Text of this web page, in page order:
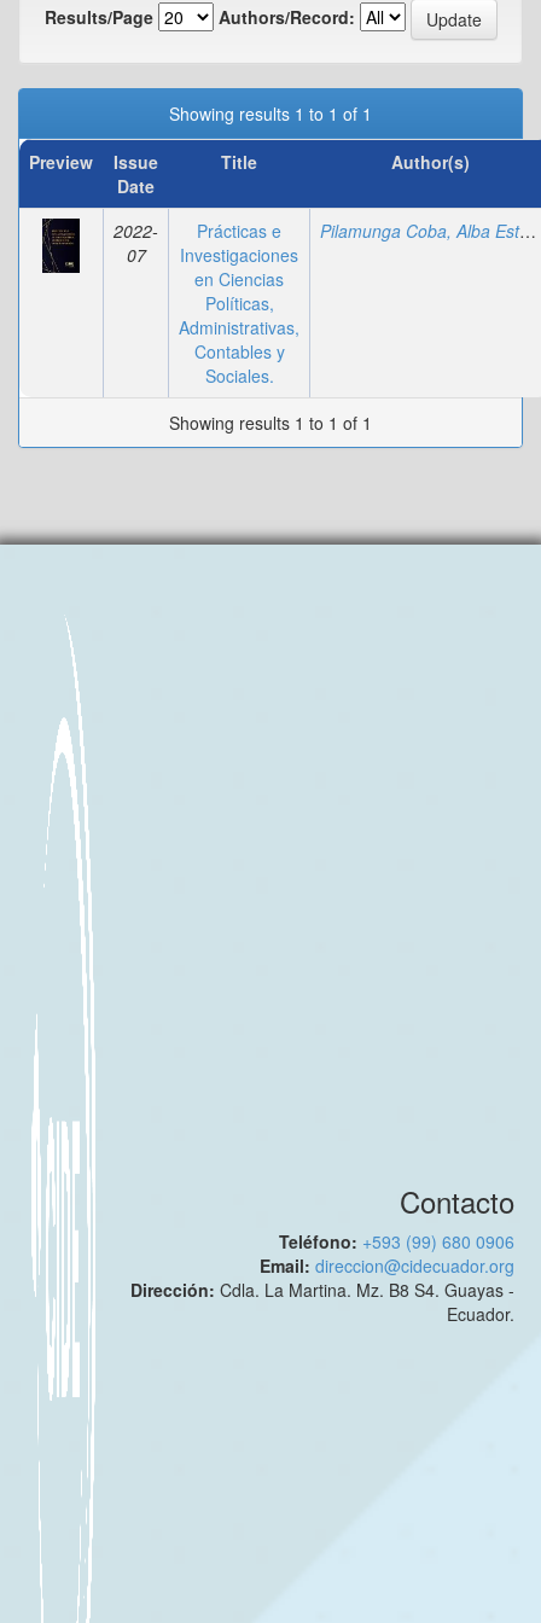
Results/Page
Authors/Record:
Showing results 1 to 1 of 1
Preview
Issue
Date
Title Author(s)
2022-
07
Prácticas e
Investigaciones
en Ciencias
Políticas,
Administrativas,
Contables y
Sociales.
Pilamunga Coba, Alba Estefanía
Showing results 1 to 1 of 1
Contacto
Teléfono: +593 (99) 680 0906
Email:direccion@cidecuador.org
Dirección:Cdla. La Martina. Mz. B8 S4. Guayas -
Ecuador.